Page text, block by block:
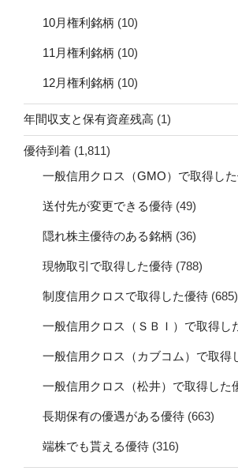
10月権利銘柄 (10)
11月権利銘柄 (10)
12月権利銘柄 (10)
年間収支と保有資産残高 (1)
優待到着 (1,811)
一般信用クロス（GMO）で取得し
送付先が変更できる優待 (49)
隠れ株主優待のある銘柄 (36)
現物取引で取得した優待 (788)
制度信用クロスで取得した優待 (685)
一般信用クロス（ＳＢＩ）で取得し
一般信用クロス（カブコム）で取得
一般信用クロス（松井）で取得した
長期保有の優遇がある優待 (663)
端株でも貰える優待 (316)